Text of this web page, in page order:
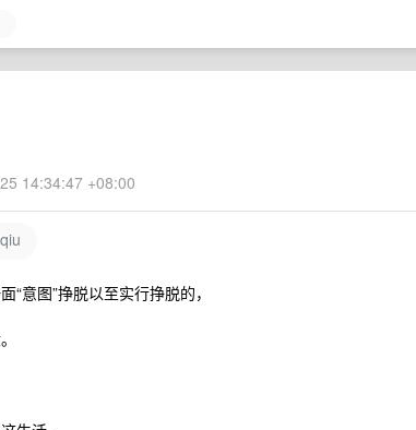
14:34:47 +08:00
意图”挣脱以至实行挣脱的，